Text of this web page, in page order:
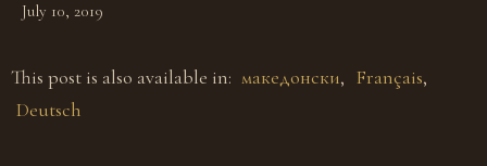
July 10, 2019
This post is also available in: македонски
Français
Deutsch